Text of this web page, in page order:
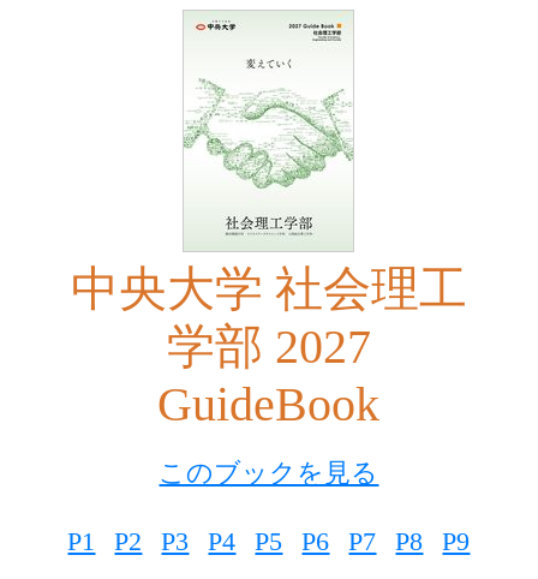
中央大学 社会理工
学部 2027
GuideBook
このブックを見る
P1 P2 P3 P4 P5 P6 P7 P8
P9